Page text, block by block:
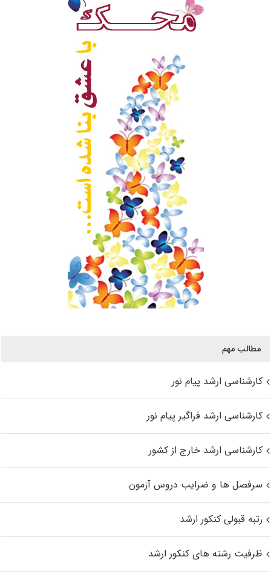
مطالب مهم
کارشناسی ارشد پیام نور
کارشناسی ارشد فراگیر پیام نور
کارشناسی ارشد خارج از کشور
سرفصل ها و ضرایب دروس آزمون
رتبه قبولی کنکور ارشد
ظرفیت رشته های کنکور ارشد